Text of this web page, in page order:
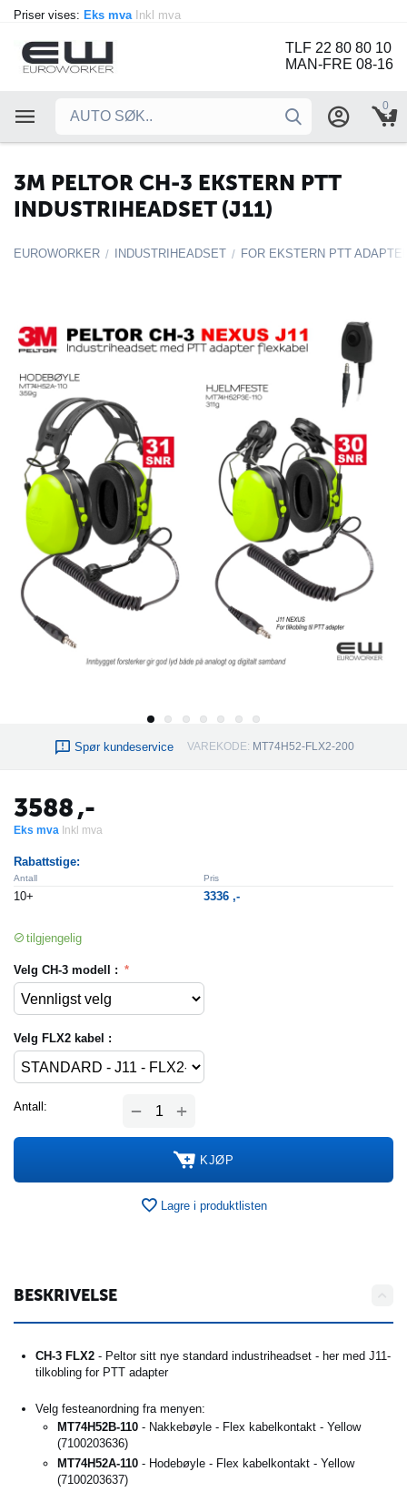
Priser vises: Eks mva Inkl mva
TLF 22 80 80 10
MAN-FRE 08-16
0
3M PELTOR CH-3 EKSTERN PTT
INDUSTRIHEADSET (J11)
EUROWORKER / INDUSTRIHEADSET / FOR EKSTERN PTT
Spør kundeservice VAREKODE: MT74H52-FLX2-200
3588,-
Eks mva Inkl mva
Rabattstige:
Antall
10+
Pris
3336 ,-
tilgjengelig
Velg CH-3 modell :
Velg FLX2 kabel :
Antall: +
−
KJØP
Lagre i produktlisten
BESKRIVELSE
CH-3 FLX2 - Peltor sitt nye standard industriheadset - her med J11-
tilkobling for PTT adapter
Velg festeanordning fra menyen:
MT74H52B-110 - Nakkebøyle - Flex kabelkontakt - Yellow
(7100203636)
MT74H52A-110 - Hodebøyle - Flex kabelkontakt - Yellow
(7100203637)